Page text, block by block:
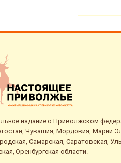
издание о Приволжском
Чувашия, Мордовия, Марий
Самарская, Саратовская,
Оренбургская области.